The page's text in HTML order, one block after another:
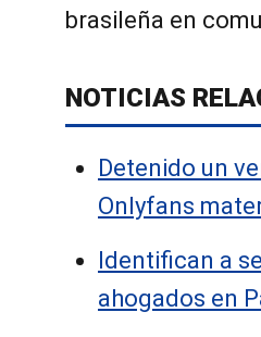
brasileña en
NOTICIAS
Detenido un
Onlyfans
Identifican a
ahogados en